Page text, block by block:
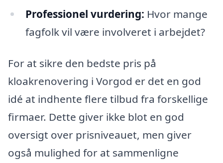
Professionel vurdering: Hvor mange
fagfolk vil være involveret i arbejdet?
For at sikre den bedste pris på
kloakrenovering i Vorgod er det en god
idé at indhente flere tilbud fra forskellige
firmaer. Dette giver ikke blot en god
oversigt over prisniveauet, men giver
også mulighed for at sammenligne